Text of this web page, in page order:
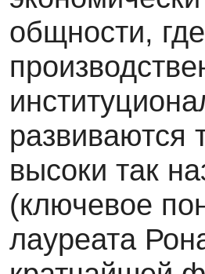
общности,
развиваются
высоки так
(ключевое
лауреата